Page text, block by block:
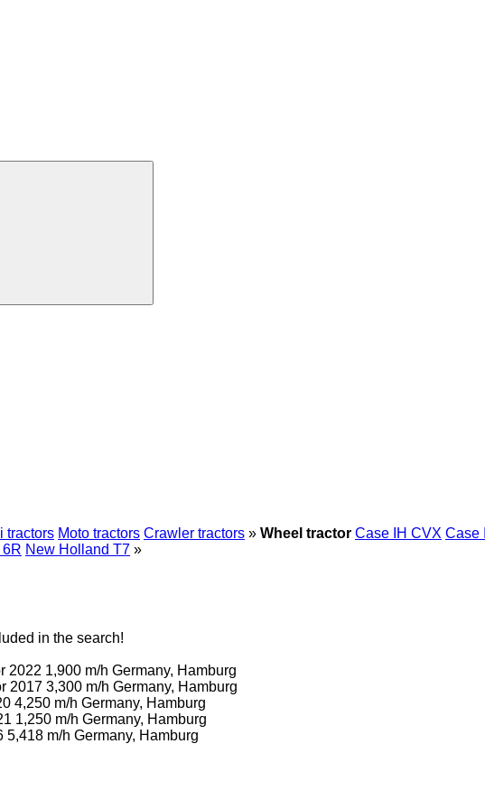
tractors Moto tractors Crawler tractors » Wheel tractor Case IH CVX Case
New Holland T7 »
in the search!
2022 1,900 m/h Germany, Hamburg
2017 3,300 m/h Germany, Hamburg
4,250 m/h Germany, Hamburg
1,250 m/h Germany, Hamburg
5,418 m/h Germany, Hamburg